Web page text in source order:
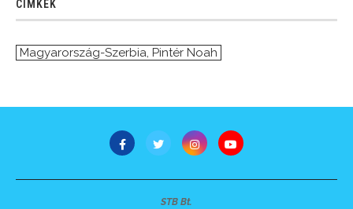
CÍMKÉK
Magyarország-Szerbia Pintér Noah
STB Bt.